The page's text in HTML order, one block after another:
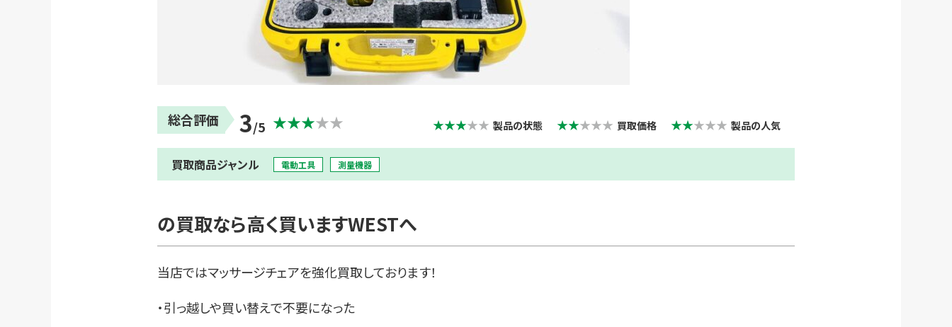
総合評価 3/5 ★★★★★ ★★★★★ 製品の状態 ★★★★★ 買取価格 ★★★★★ 製品の人気
買取商品ジャンル 電動⼯具 測量機器
の買取なら高く買いますWESTへ
当店ではマッサージチェアを強化買取しております！
・引っ越しや買い替えで不要になった